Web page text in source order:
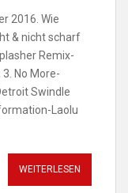
2016. Wie
& nicht scharf
Remix-
No More-
Swindle
Laolu
WEITERLESEN